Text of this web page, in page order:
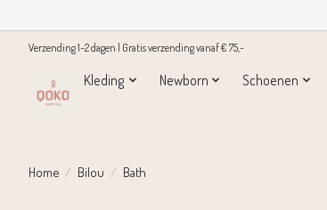
Verzending 1-2 dagen | Gratis verzending vanaf € 75,-
Kleding Newborn Schoenen
Home / Bilou / Bath